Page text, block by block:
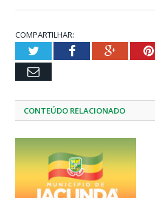
COMPARTILHAR:
TwitterFacebookGoogle+
Email
CONTEÚDO RELACIONADO